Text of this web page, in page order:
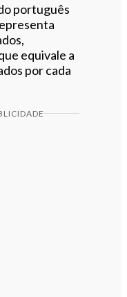
português
equivale a
por cada